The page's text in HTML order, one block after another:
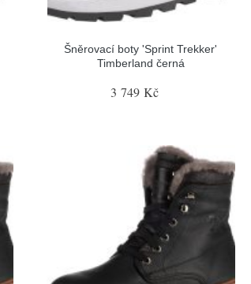
Šněrovací boty 'Sprint Trekker'
Timberland černá
3 749 Kč